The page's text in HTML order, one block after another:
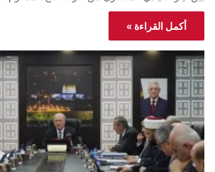
أكمل القراءة »